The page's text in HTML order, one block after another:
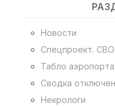
Новости
Спецпроект. СВО
Табло аэропорта
Сводка
Некрологи